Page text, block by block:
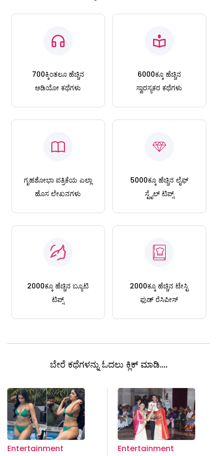
700ಕ್ಕಿಂತಲೂ ಹೆಚ್ಚಿನ
ಆಡಿಯೋ ಕಥೆಗಳು
6000ಕ್ಕೂ ಹೆಚ್ಚಿನ
ಸ್ವಾರಸ್ಯಕರ ಕಥೆಗಳು
ಗೃಹಶೋಭಾ ಪತ್ರಿಕೆಯ ಎಲ್ಲಾ
ಹೊಸ ಲೇಖನಗಳು
5000ಕ್ಕೂ ಹೆಚ್ಚಿನ ಲೈಫ್
ಸ್ಟೈಲ್ ಟಿಪ್ಸ್
2000ಕ್ಕೂ ಹೆಚ್ಚಿನ ಬ್ಯೂಟಿ
ಟಿಪ್ಸ್
2000ಕ್ಕೂ ಹೆಚ್ಚಿನ ಟೇಸ್ಟಿ
ಫುಡ್ ರೆಸಿಪೀಸ್
ಬೇರೆ ಕಥೆಗಳನ್ನು ಓದಲು ಕ್ಲಿಕ್ ಮಾಡಿ....
Entertainment
Entertainment